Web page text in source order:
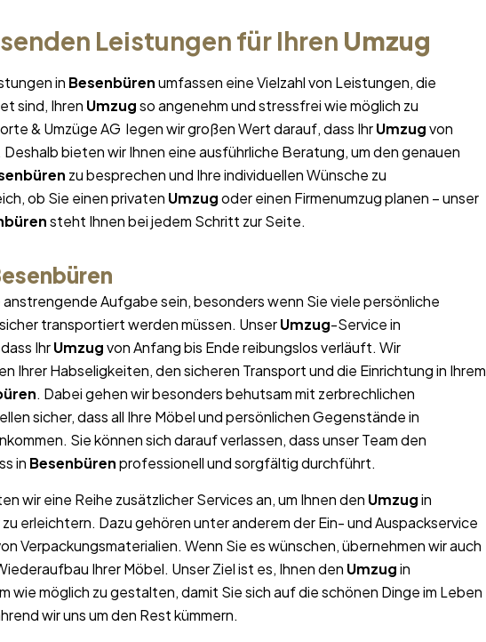
Leistungen für Ihren Umzug
in Besenbürenumfassen eine Vielzahl von Leistungen, die
sind, Ihren Umzugso angenehm und stressfrei wie möglich zu
& Umzüge AG legen wir großen Wert darauf, dass IhrUmzugvon
bieten wir Ihnen eine ausführliche Beratung, um den genauen
zu besprechen und Ihre individuellen Wünsche zu
ob Sie einen privaten Umzugoder einen Firmenumzug planen – unser
steht Ihnen bei jedem Schritt zur Seite.
anstrengende Aufgabe sein, besonders wenn Sie viele persönliche
transportiert werden müssen. UnserUmzug-Service in
IhrUmzugvon Anfang bis Ende reibungslos verläuft. Wir
Ihrer Habseligkeiten, den sicheren Transport und die Einrichtung in Ihrem
. Dabei gehen wir besonders behutsam mit zerbrechlichen
sicher, dass all Ihre Möbel und persönlichen Gegenstände in
Sie können sich darauf verlassen, dass unser Team den
in Besenbürenprofessionell und sorgfältig durchführt.
wir eine Reihe zusätzlicher Services an, um Ihnen den Umzugin
erleichtern. Dazu gehören unter anderem der Ein- und Auspackservice
Verpackungsmaterialien. Wenn Sie es wünschen, übernehmen wir auch
Ihrer Möbel. Unser Ziel ist es, Ihnen den Umzugin
wie möglich zu gestalten, damit Sie sich auf die schönen Dinge im Leben
wir uns um den Rest kümmern.